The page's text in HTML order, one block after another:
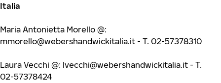
Italia
Maria Antonietta Morello @:
mmorello@webershandwickitalia.it - T. 02-57378310
Laura Vecchi @: lvecchi@webershandwickitalia.it - T.
02-57378424